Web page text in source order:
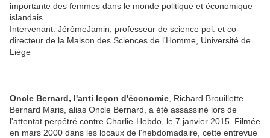
importante des femmes dans le monde politique et économique
islandais...
Intervenant: JérômeJamin, professeur de science pol. et co-
directeur de la Maison des Sciences de l'Homme, Université de
Liège
Oncle Bernard, l'anti leçon d'économie , Richard Brouillette
Bernard Maris, alias Oncle Bernard, a été assassiné lors de
l'attentat perpétré contre Charlie-Hebdo, le 7 janvier 2015. Filmée
en mars 2000 dans les locaux de l'hebdomadaire, cette entrevue